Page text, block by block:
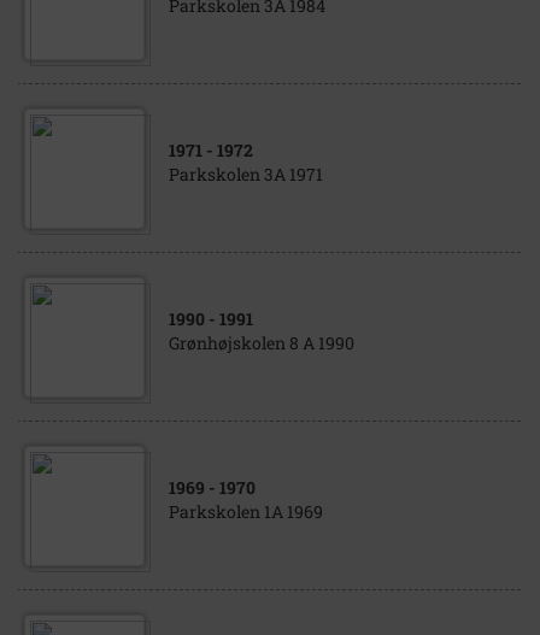
Parkskolen 3A 1984
1971 - 1972
Parkskolen 3A 1971
1990 - 1991
Grønhøjskolen 8 A 1990
1969 - 1970
Parkskolen 1A 1969